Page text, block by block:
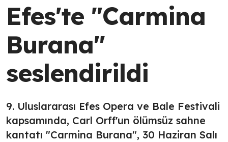
Efes'te "Carmina
Burana"
seslendirildi
9. Uluslararası Efes Opera ve Bale Festivali
kapsamında, Carl Orff'un ölümsüz sahne
kantatı "Carmina Burana", 30 Haziran Salı